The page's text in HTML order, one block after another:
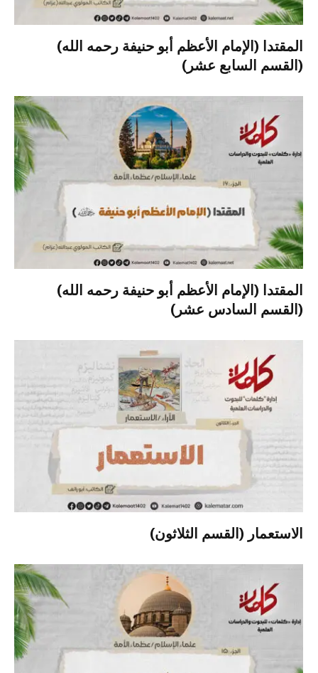
المقتدا (الإمام الأعظم أبو حنيفة رحمه الله)
(القسم السابع عشر)
المقتدا (الإمام الأعظم أبو حنيفة رحمه الله)
(القسم السادس عشر)
الاستعمار (القسم الثلاثون)